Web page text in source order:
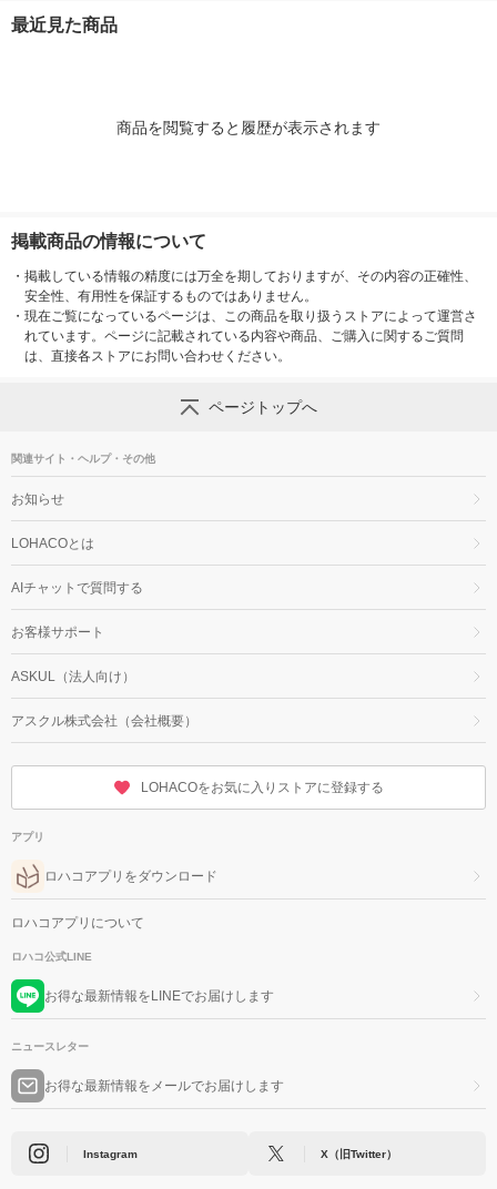
最近見た商品
商品を閲覧すると履歴が表示されます
掲載商品の情報について
・ 掲載している情報の精度には万全を期しておりますが、その内容の正確性、
安全性、有用性を保証するものではありません。
・ 現在ご覧になっているページは、この商品を取り扱うストアによって運営さ
れています。ページに記載されている内容や商品、ご購入に関するご質問
は、直接各ストアにお問い合わせください。
ページトップへ
関連サイト・ヘルプ・その他
お知らせ
LOHACOとは
AIチャットで質問する
お客様サポート
ASKUL（法人向け）
アスクル株式会社（会社概要）
LOHACOをお気に入りストアに登録する
アプリ
ロハコアプリをダウンロード
ロハコアプリについて
ロハコ公式LINE
お得な最新情報をLINEでお届けします
ニュースレター
お得な最新情報をメールでお届けします
Instagram X（旧Twitter）